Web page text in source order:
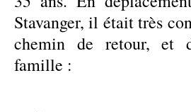
Stavanger, il était très
chemin de retour, et
famille :